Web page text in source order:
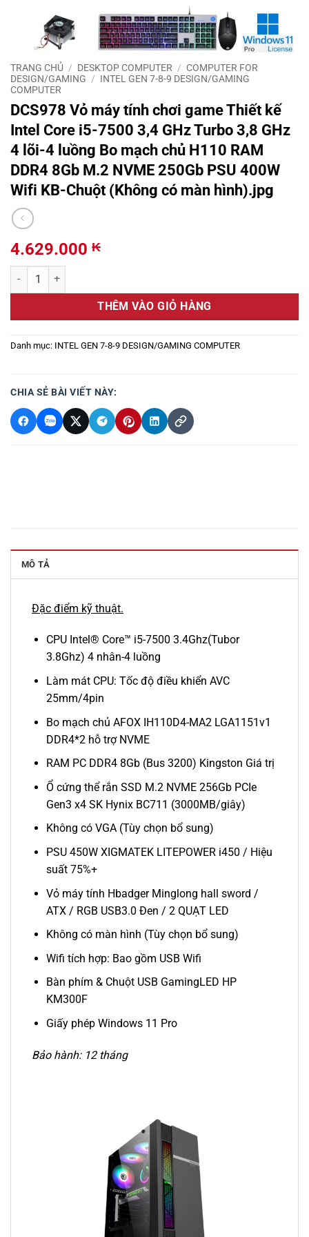
TRANG CHỦ / DESKTOP COMPUTER / COMPUTER FOR
DESIGN/GAMING / INTEL GEN 7-8-9 DESIGN/GAMING
COMPUTER
DCS978 Vỏ máy tính chơi game Thiết kế
Intel Core i5-7500 3,4 GHz Turbo 3,8 GHz
4 lõi-4 luồng Bo mạch chủ H110 RAM
DDR4 8Gb M.2 NVME 250Gb PSU 400W
Wifi KB-Chuột (Không có màn hình).jpg
4.629.000 ₭
DCS978 Vỏ máy tính chơi game Thiết kế Intel Core i5-7500 3,4
THÊM VÀO GIỎ HÀNG
Danh mục: INTEL GEN 7-8-9 DESIGN/GAMING COMPUTER
CHIA SẺ BÀI VIẾT NÀY:
MÔ TẢ
Đặc điểm kỹ thuật.
CPU Intel® Core™ i5-7500 3.4Ghz(Tubor
3.8Ghz) 4 nhân-4 luồng
Làm mát CPU: Tốc độ điều khiển AVC
25mm/4pin
Bo mạch chủ AFOX IH110D4-MA2 LGA1151v1
DDR4*2 hỗ trợ NVME
RAM PC DDR4 8Gb (Bus 3200) Kingston Giá trị
Ổ cứng thể rắn SSD M.2 NVME 256Gb PCIe
Gen3 x4 SK Hynix BC711 (3000MB/giây)
Không có VGA (Tùy chọn bổ sung)
PSU 450W XIGMATEK LITEPOWER i450 / Hiệu
suất 75%+
Vỏ máy tính Hbadger Minglong hall sword /
ATX / RGB USB3.0 Đen / 2 QUẠT LED
Không có màn hình (Tùy chọn bổ sung)
Wifi tích hợp: Bao gồm USB Wifi
Bàn phím & Chuột USB GamingLED HP
KM300F
Giấy phép Windows 11 Pro
Bảo hành: 12 tháng